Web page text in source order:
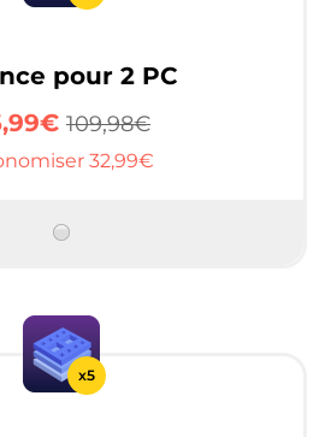
pour 2 PC
109,98€
32,99€
x5